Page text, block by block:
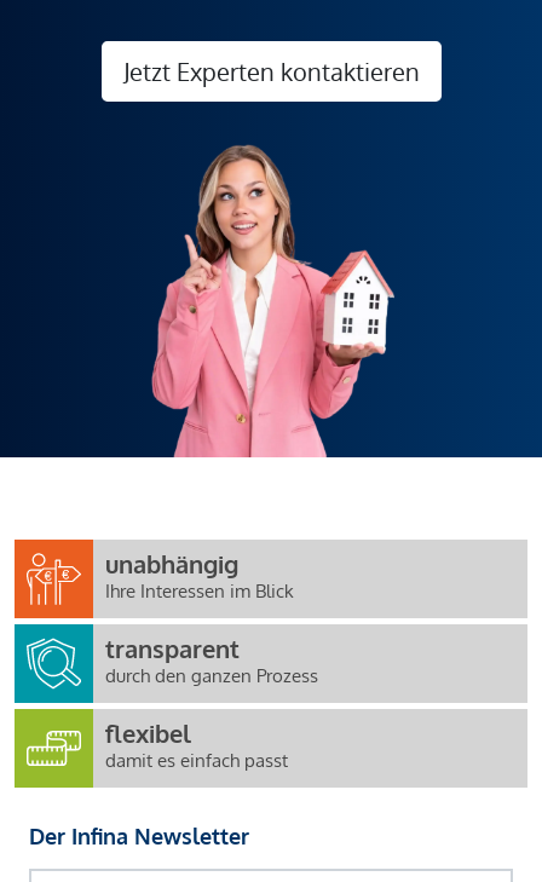
Jetzt Experten kontaktieren
unabhängig
Ihre Interessen im Blick
transparent
durch den ganzen Prozess
flexibel
damit es einfach passt
Der Infina Newsletter